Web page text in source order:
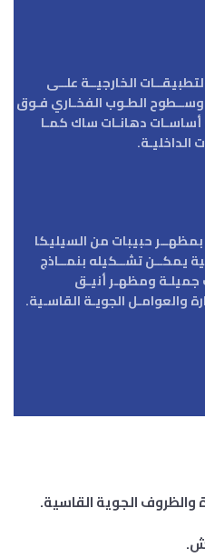
الخارجيــة علــى
الطـوب الفخـاري فـوق
دهانـات ساك كمـا
حبيبات من السيليكا
يمكــن تشــكيله بنمــاذج
جميلـة ومظهـر أنيـق
والعوامـل الجويـة القاسـية.
والظروف الجوية القاسية.